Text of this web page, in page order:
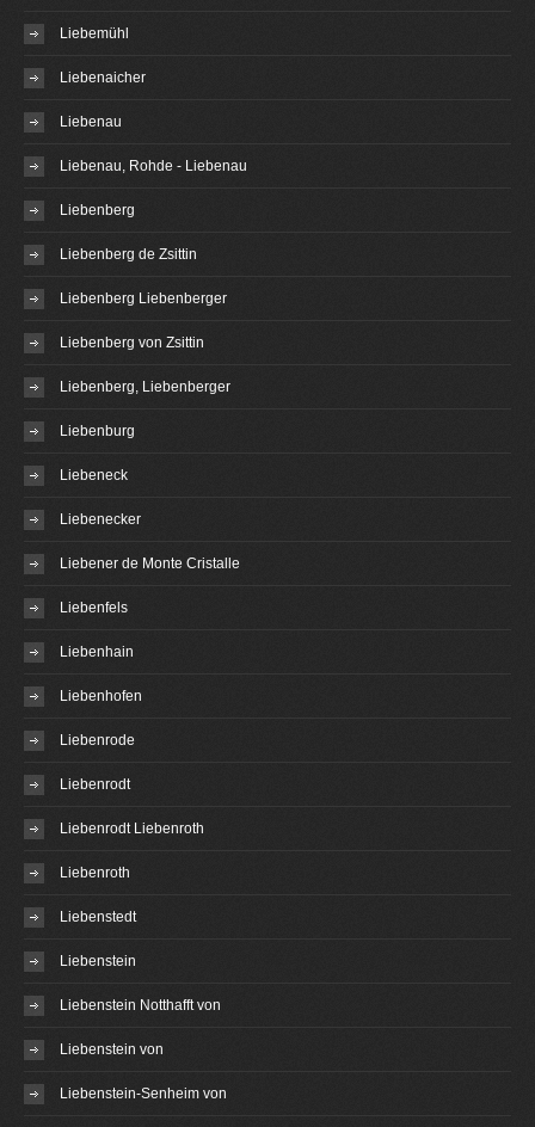
Liebemühl
Liebenaicher
Liebenau
Liebenau, Rohde - Liebenau
Liebenberg
Liebenberg de Zsittin
Liebenberg Liebenberger
Liebenberg von Zsittin
Liebenberg, Liebenberger
Liebenburg
Liebeneck
Liebenecker
Liebener de Monte Cristalle
Liebenfels
Liebenhain
Liebenhofen
Liebenrode
Liebenrodt
Liebenrodt Liebenroth
Liebenroth
Liebenstedt
Liebenstein
Liebenstein Notthafft von
Liebenstein von
Liebenstein-Senheim von